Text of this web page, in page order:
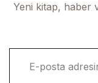
Yeni kitap, haber